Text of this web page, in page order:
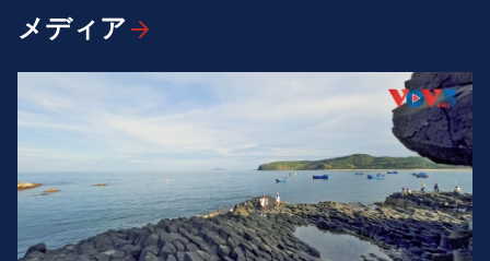
メディア